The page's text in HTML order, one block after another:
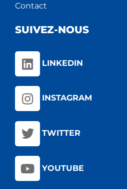
Contact
SUIVEZ-NOUS
LINKEDIN
INSTAGRAM
TWITTER
YOUTUBE